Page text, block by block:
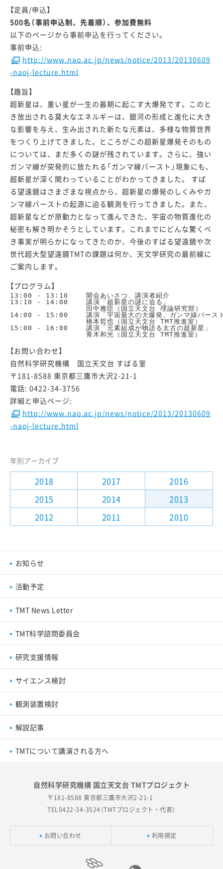
年別アーカイブ
2018 2017
2016
2015
2014
2013
2012
2011 2010
【定員/申込】
500名（事前申込制、先着順）、参加費無料
以下のページから事前申込を行ってください。
事前申込:
http://www.nao.ac.jp/news/notice/2013/20130609
-naoj-lecture.html
【趣旨】
超新星は、重い星が一生の最期に起こす大爆発です。このと
き放出される莫大なエネルギーは、銀河の形成と進化に大き
な影響を与え、生み出された新たな元素は、多様な物質世界
をつくり上げてきました。ところがこの超新星爆発そのもの
については、まだ多くの謎が残されています。さらに、強い
ガンマ線が突発的に放たれる「ガンマ線バースト」現象にも、
超新星が深く関わっていることがわかってきました。 すば
る望遠鏡はさまざまな視点から、超新星の爆発のしくみやガ
ンマ線バーストの起源に迫る観測を行ってきました。また、
超新星などが原動力となって進んできた、宇宙の物質進化の
秘密も解き明かそうとしています。これまでにどんな驚くべ
き事実が明らかになってきたのか、今後のすばる望遠鏡や次
世代超大型望遠鏡TMTの課題は何か、天文学研究の最前線に
ご案内します。
【プログラム】
13:00 - 13:10    開会あいさつ、講演者紹介
13:10 - 14:00    講演「超新星の謎に迫る」
                 田中雅臣（国立天文台 理論研究部）
14:00 - 15:00    講演「宇宙最大の大爆発、ガンマ線バース
                 橋本哲也（国立天文台 TMT推進室）
15:00 - 16:00    講演「元素組成が物語る太古の超新星」
【お問い合わせ】
自然科学研究機構 国立天文台 すばる室
〒181-8588 東京都三鷹市大沢2-21-1
電話: 0422-34-3756
詳細と申込ページ:
http://www.nao.ac.jp/news/notice/2013/20130609
-naoj-lecture.html
お知らせ
活動予定
TMT News Letter
TMT科学諮問委員会
研究支援情報
サイエンス検討
観測装置検討
解説記事
TMTについて講演される方へ
自然科学研究機構 国立天文台 TMTプロジェクト
〒181-8588 東京都三鷹市大沢2-21-1
TEL0422-34-3524（TMTプロジェクト・代表）
お問い合わせ 利用規定